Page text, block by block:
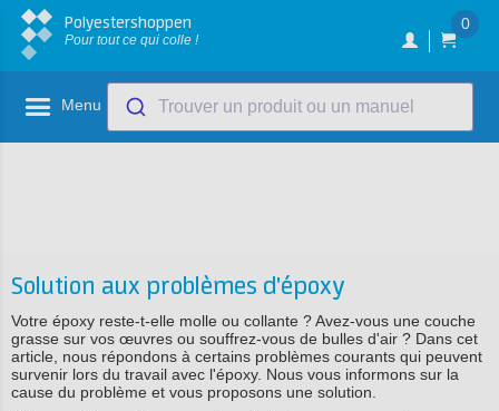
Polyestershoppen
Pour tout ce qui colle !
0
Menu Trouver un produit ou un manuel
Solution aux problèmes d'époxy
Votre époxy reste-t-elle molle ou collante ? Avez-vous une couche
grasse sur vos œuvres ou souffrez-vous de bulles d'air ? Dans cet
article, nous répondons à certains problèmes courants qui peuvent
survenir lors du travail avec l'époxy. Nous vous informons sur la
cause du problème et vous proposons une solution.